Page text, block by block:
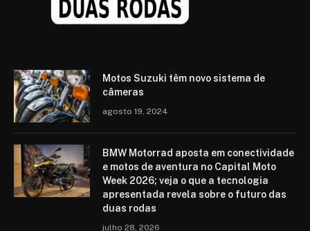
Motos Suzuki têm novo sistema de
câmeras
agosto 19, 2024
BMW Motorrad aposta em conectividade
e motos de aventura no Capital Moto
Week 2026; veja o que a tecnologia
apresentada revela sobre o futuro das
duas rodas
julho 28, 2026